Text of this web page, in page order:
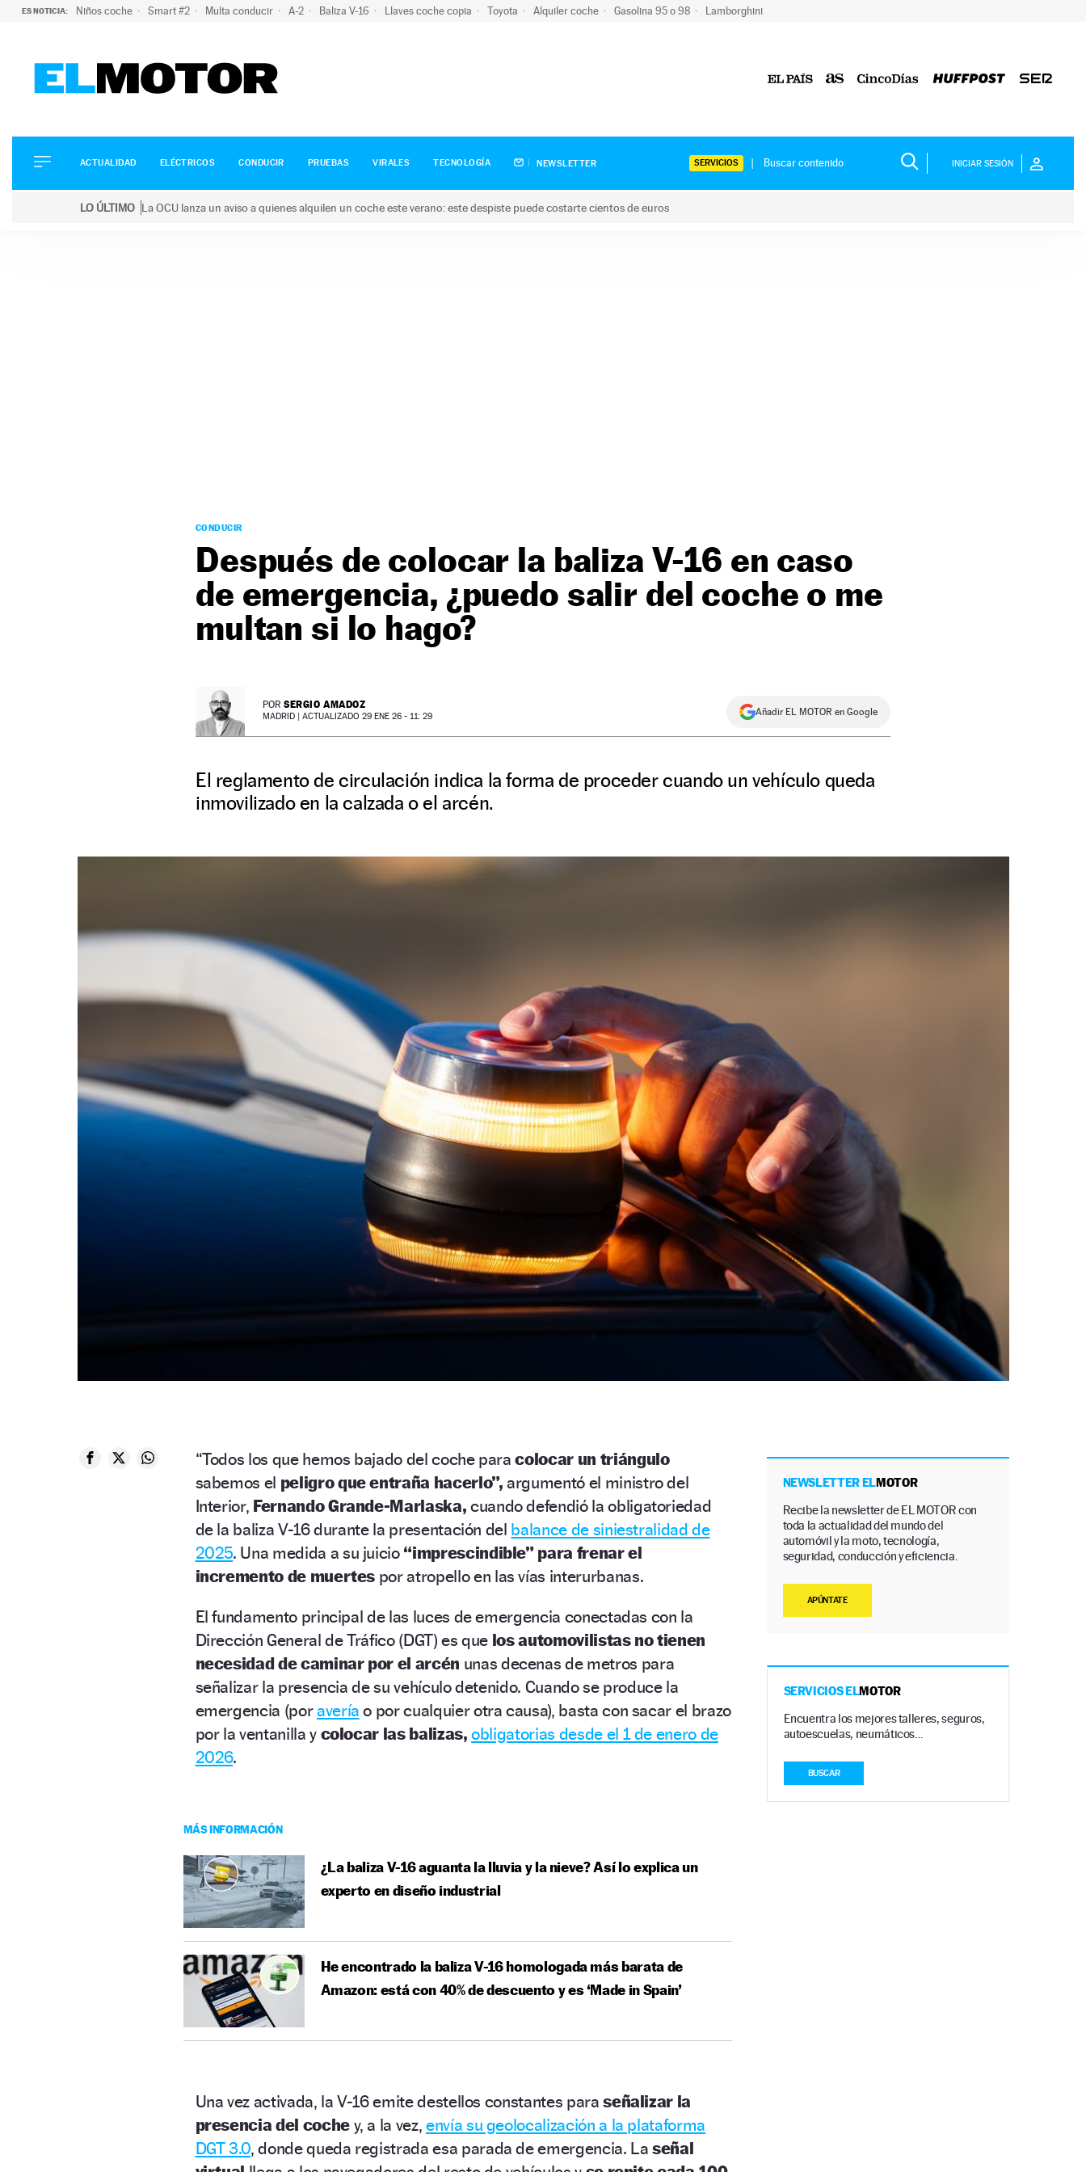
ES NOTICIA: Niños coche Smart #2 Multa conducir A-2 Baliza V-16 Llaves coche copia Toyota Alquiler coche Gasolina 95 o 98 Lamborghini
ELÉCTRICOS
CONDUCIR
ACTUALIDAD ELÉCTRICOS CONDUCIR PRUEBAS VIRALES TECNOLOGÍA NEWSLETTER SERVICIOS INICIAR SESIÓN
LO ÚLTIMO La OCU lanza un aviso a quienes alquilen un coche este verano: este despiste puede costarte cientos de euros
CONDUCIR
Después de colocar la baliza V-16 en caso
de emergencia, ¿puedo salir del coche o me
multan si lo hago?
POR SERGIO AMADOZ
MADRID | ACTUALIZADO 29 ENE 26 - 11: 29 Añadir EL MOTOR en Google
El reglamento de circulación indica la forma de proceder cuando un vehículo queda
inmovilizado en la calzada o el arcén.
“Todos los que hemos bajado del coche paracolocar un triángulo
sabemos el peligro que entraña hacerlo”,argumentó el ministro del
Interior, Fernando Grande-Marlaska, cuando defendió la obligatoriedad
de la baliza V-16 durante la presentación del balance de siniestralidad de
2025. Una medida a su juicio “imprescindible” para frenar el
incremento de muertes por atropello en las vías interurbanas.
El fundamento principal de las luces de emergencia conectadas con la
Dirección General de Tráfico (DGT) es que los automovilistas no tienen
necesidad de caminar por el arcén unas decenas de metros para
señalizar la presencia de su vehículo detenido. Cuando se produce la
emergencia (poravería o por cualquier otra causa), basta con sacar el brazo
por la ventanilla y colocar las balizas, obligatorias desde el 1 de enero de
2026.
MÁS INFORMACIÓN
¿La baliza V-16 aguanta la lluvia y la nieve? Así lo explica un
experto en diseño industrial
He encontrado la baliza V-16 homologada más barata de
Amazon: está con 40% de descuento y es ‘Made in Spain’
Una vez activada, la V-16 emite destellos constantes paraseñalizar la
presencia del coche y, a la vez, envía su geolocalización a la plataforma
DGT 3.0, donde queda registrada esa parada de emergencia. Laseñal
NEWSLETTER ELMOTOR
Recibe la newsletter de EL MOTOR con
toda la actualidad del mundo del
automóvil y la moto, tecnología,
seguridad, conducción y eficiencia.
APÚNTATE
SERVICIOS ELMOTOR
Encuentra los mejores talleres, seguros,
autoescuelas, neumáticos…
BUSCAR